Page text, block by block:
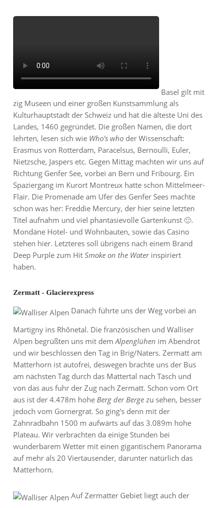
Basel gilt mit
zig Museen und einer großen Kunstsammlung als
Kulturhauptstadt der Schweiz und hat die älteste Uni des
Landes, 1460 gegründet. Die großen Namen, die dort
lehrten, lesen sich wie Who's whoder Wissenschaft:
Erasmus von Rotterdam, Paracelsus, Bernoulli, Euler,
Nietzsche, Jaspers etc. Gegen Mittag machten wir uns auf
Richtung Genfer See, vorbei an Bern und Fribourg. Ein
Spaziergang im Kurort Montreux hatte schon Mittelmeer-
Flair. Die Promenade am Ufer des Genfer Sees machte
schon was her: Freddie Mercury, der hier seine letzten
Titel aufnahm und viel phantasievolle Gartenkunst 🙂.
Mondäne Hotel- und Wohnbauten, sowie das Casino
stehen hier. Letzteres soll übrigens nach einem Brand
Deep Purple zum Hit Smoke on the Waterinspiriert
haben.
Zermatt - Glacierexpress
Danach führte uns der Weg vorbei an
Martigny ins Rhônetal. Die französischen und Walliser
Alpen begrüßten uns mit dem Alpenglühen im Abendrot
und wir beschlossen den Tag in Brig/Naters. Zermatt am
Matterhorn ist autofrei, deswegen brachte uns der Bus
am nächsten Tag durch das Mattertal nach Täsch und
von das aus fuhr der Zug nach Zermatt. Schon vom Ort
aus ist der 4.478m hohe Berg der Bergezu sehen, besser
jedoch vom Gornergrat. So ging's denn mit der
Zahnradbahn 1500 m aufwärts auf das 3.089m hohe
Plateau. Wir verbrachten da einige Stunden bei
wunderbarem Wetter mit einen gigantischem Panorama
auf mehr als 20 Viertausender, darunter natürlich das
Matterhorn.
Auf Zermatter Gebiet liegt auch der